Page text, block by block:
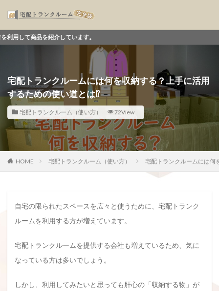
介しています。
宅配トランクルームには何を収納する？上手に活用
するための使い道とは⁉
宅配トランクルーム（使い方） 72View
HOME 宅配トランクルーム（使い方） 宅配トランクルームには何
自宅の限られたスペースを広々と使うために、宅配トランク
ルームを利用する方が増えています。
宅配トランクルームを提供する会社も増えているため、気に
なっている方は多いでしょう。
しかし、利用してみたいと思っても肝心の「収納する物」が